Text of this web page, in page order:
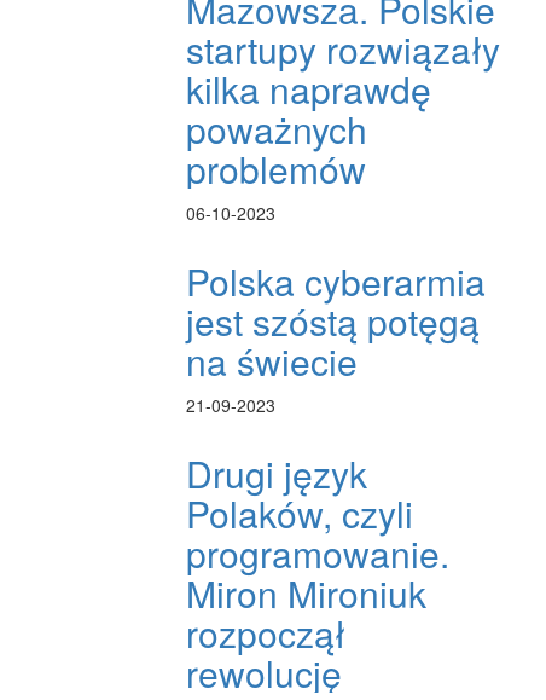
startupy rozwiązały
kilka naprawdę
poważnych
problemów
06-10-2023
Polska cyberarmia
jest szóstą potęgą
na świecie
21-09-2023
Drugi język
Polaków, czyli
programowanie.
Miron Mironiuk
rozpoczął
rewolucję